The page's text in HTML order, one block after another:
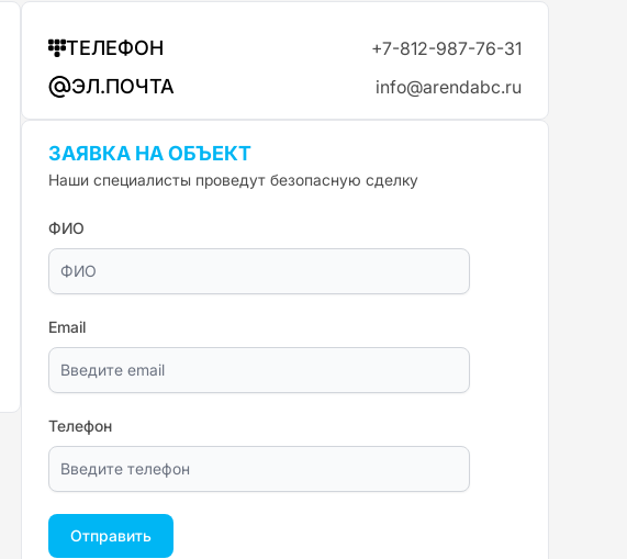
ТЕЛЕФОН +7-812-987-76-31
ЭЛ.ПОЧТА info@arendabc.ru
ЗАЯВКА НА ОБЪЕКТ
Наши специалисты проведут безопасную сделку
ФИО
Email
Телефон
Отправить